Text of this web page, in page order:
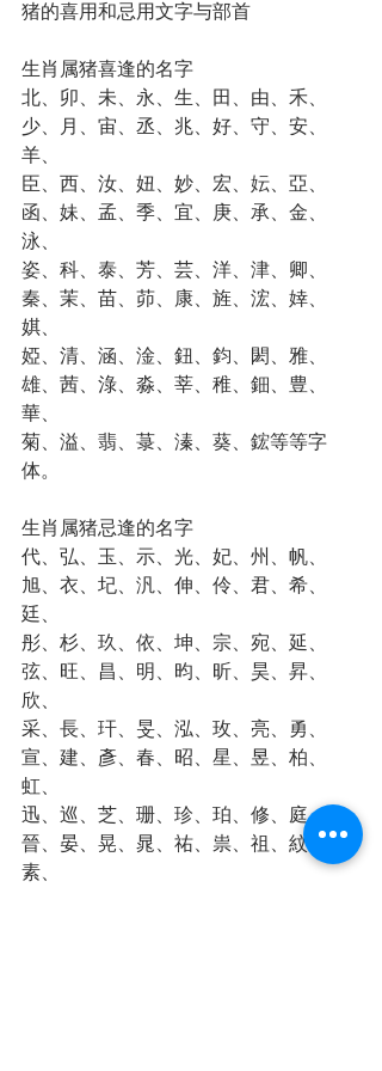
猪的喜用和忌用文字与部首
生肖属猪喜逢的名字
北、卯、未、永、生、田、由、禾、
少、月、宙、丞、兆、好、守、安、
羊、
臣、西、汝、妞、妙、宏、妘、亞、
函、妹、孟、季、宜、庚、承、金、
泳、
姿、科、泰、芳、芸、洋、津、卿、
秦、茉、苗、茆、康、旌、浤、婞、
娸、
婭、清、涵、淦、鈕、鈞、閎、雅、
雄、茜、淥、淼、莘、稚、鈿、豊、
華、
菊、溢、翡、菉、溱、葵、鋐等等字
体。
生肖属猪忌逢的名字
代、弘、玉、示、光、妃、州、帆、
旭、衣、圮、汎、伸、伶、君、希、
廷、
彤、杉、玖、依、坤、宗、宛、延、
弦、旺、昌、明、昀、昕、昊、昇、
欣、
采、長、玕、旻、泓、玫、亮、勇、
宣、建、彥、春、昭、星、昱、柏、
虹、
迅、巡、芝、珊、珍、珀、修、庭、
晉、晏、晃、晁、祐、祟、祖、紋、
素、